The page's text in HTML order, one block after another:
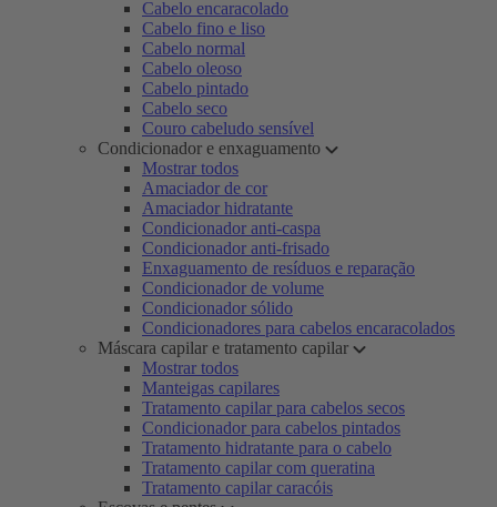
Cabelo encaracolado
Cabelo fino e liso
Cabelo normal
Cabelo oleoso
Cabelo pintado
Cabelo seco
Couro cabeludo sensível
Condicionador e enxaguamento
Mostrar todos
Amaciador de cor
Amaciador hidratante
Condicionador anti-caspa
Condicionador anti-frisado
Enxaguamento de resíduos e reparação
Condicionador de volume
Condicionador sólido
Condicionadores para cabelos encaracolados
Máscara capilar e tratamento capilar
Mostrar todos
Manteigas capilares
Tratamento capilar para cabelos secos
Condicionador para cabelos pintados
Tratamento hidratante para o cabelo
Tratamento capilar com queratina
Tratamento capilar caracóis